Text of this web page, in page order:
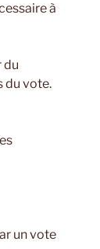
à
du
du vote.
un vote